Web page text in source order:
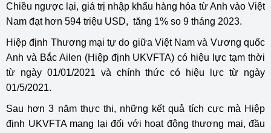
Chiều ngược lại, giá trị nhập khẩu hàng hóa từ Anh vào Việt
Nam đạt hơn 594 triệu USD, tăng 1% so 9 tháng 2023.
Hiệp định Thương mại tự do giữa Việt Nam và Vương quốc
Anh và Bắc Ailen (Hiệp định UKVFTA) có hiệu lực tạm thời
từ ngày 01/01/2021 và chính thức có hiệu lực từ ngày
01/5/2021.
Sau hơn 3 năm thực thi, những kết quả tích cực mà Hiệp
định UKVFTA mang lại đối với hoạt động thương mại, đầu